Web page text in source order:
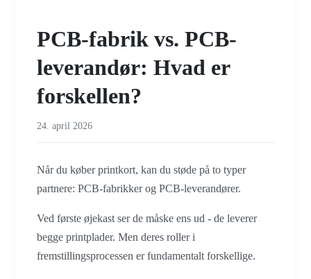
PCB-fabrik vs. PCB-
leverandør: Hvad er
forskellen?
24. april 2026
Når du køber printkort, kan du støde på to typer
partnere: PCB-fabrikker og PCB-leverandører.
Ved første øjekast ser de måske ens ud - de leverer
begge printplader. Men deres roller i
fremstillingsprocessen er fundamentalt forskellige.